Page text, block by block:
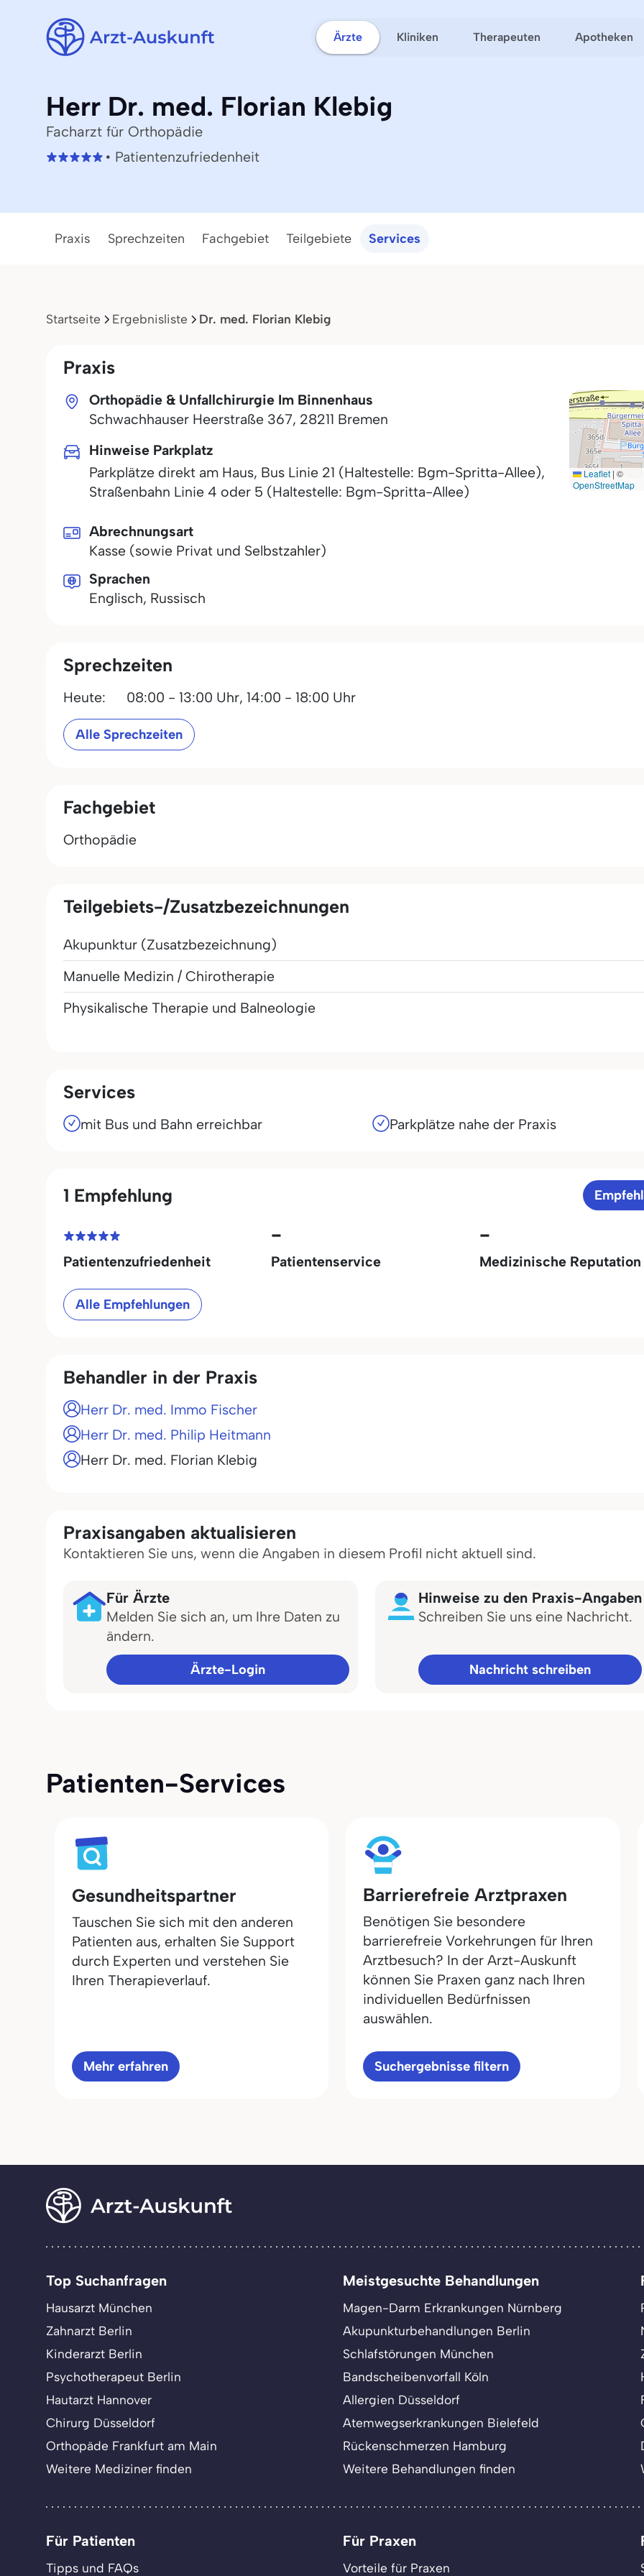
Ärzte Kliniken Therapeuten Apotheken
Herr Dr. med. Florian Klebig
Facharzt für Orthopädie
• Patientenzufriedenheit
Praxis Sprechzeiten Fachgebiet Teilgebiete Services
Startseite Ergebnisliste Dr. med. Florian Klebig
Praxis
Orthopädie & Unfallchirurgie Im Binnenhaus
Schwachhauser Heerstraße 367, 28211 Bremen
Leaflet | ©
OpenStreetMap
Hinweise Parkplatz
Parkplätze direkt am Haus, Bus Linie 21 (Haltestelle: Bgm-Spritta-Allee),
Straßenbahn Linie 4 oder 5 (Haltestelle: Bgm-Spritta-Allee)
Abrechnungsart
Kasse (sowie Privat und Selbstzahler)
Sprachen
Englisch, Russisch
Sprechzeiten
Heute: 08:00 - 13:00 Uhr, 14:00 - 18:00 Uhr
Alle Sprechzeiten
Fachgebiet
Orthopädie
Teilgebiets-/Zusatzbezeichnungen
Akupunktur (Zusatzbezeichnung)
Manuelle Medizin / Chirotherapie
Physikalische Therapie und Balneologie
Services
mit Bus und Bahn erreichbar Parkplätze nahe der Praxis
1 Empfehlung
Patientenzufriedenheit
-
Patientenservice
-
Medizinische Reputation
Alle Empfehlungen
Behandler in der Praxis
Herr Dr. med. Immo Fischer
Herr Dr. med. Philip Heitmann
Herr Dr. med. Florian Klebig
Praxisangaben aktualisieren
Kontaktieren Sie uns, wenn die Angaben in diesem Profil nicht aktuell sind.
Für Ärzte
Melden Sie sich an, um Ihre Daten zu
ändern.
Ärzte-Login
Hinweise zu den Praxis-Angaben
Schreiben Sie uns eine Nachricht.
Nachricht schreiben
Patienten-Services
Gesundheitspartner
Tauschen Sie sich mit den anderen
Patienten aus, erhalten Sie Support
durch Experten und verstehen Sie
Ihren Therapieverlauf.
Mehr erfahren
Barrierefreie Arztpraxen
Benötigen Sie besondere
barrierefreie Vorkehrungen für Ihren
Arztbesuch? In der Arzt-Auskunft
können Sie Praxen ganz nach Ihren
individuellen Bedürfnissen
auswählen.
Suchergebnisse filtern
Top Suchanfragen
Hausarzt München
Zahnarzt Berlin
Kinderarzt Berlin
Psychotherapeut Berlin
Hautarzt Hannover
Chirurg Düsseldorf
Orthopäde Frankfurt am Main
Weitere Mediziner finden
Meistgesuchte Behandlungen
Magen-Darm Erkrankungen Nürnberg
Akupunkturbehandlungen Berlin
Schlafstörungen München
Bandscheibenvorfall Köln
Allergien Düsseldorf
Atemwegserkrankungen Bielefeld
Rückenschmerzen Hamburg
Weitere Behandlungen finden
Für Patienten
Tipps und FAQs
Für Praxen
Vorteile für Praxen